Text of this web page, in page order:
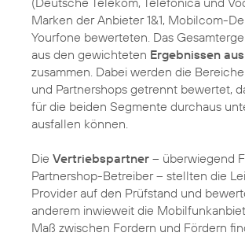
Marken der Anbieter 1&1, Mobilcom-
Yourfone bewerteten. Das
aus den gewichteten Ergebnissen
zusammen. Dabei werden die
und Partnershops getrennt bewertet,
für die beiden Segmente durchaus
ausfallen können.
Die Vertriebspartner – überwiegend
Partnershop-Betreiber – stellten die
Provider auf den Prüfstand und
anderem inwieweit die
Maß zwischen Fordern und Fördern